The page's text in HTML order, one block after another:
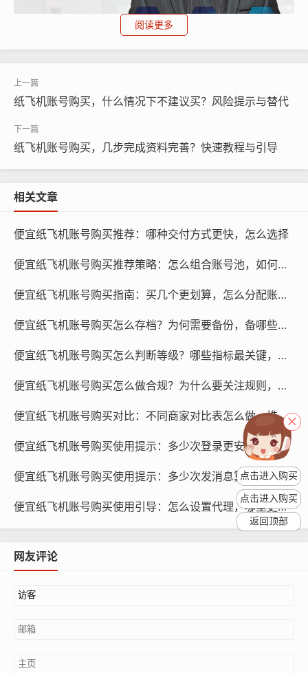
纸飞机账号购买, 在线购买tg账号, 电报聊天账号购买,wdd
16888.com
购买策略：在购买个人账号时，建议选择具有较高活跃度
和粉丝量的账号，这样可以确保账号的曝光度和影响力，
关注账号的互动性和参与度,选择那些能够与粉丝进行有效
更好的选择，企业账号可以让您更好地展示品牌形象,您还
可以利用账号进行更广泛的推广和营销活动。
纸飞机账号购买, 在线购买tg账号, 电报聊天账号购买,wdd
购买策略：在购买企业账号时，建议选择具有较高知名
有效互动的账号。
阅读更多
纸飞机账号购买，什么情况下不建议买？风险提示与替代
纸飞机账号购买，几步完成资料完善？快速教程与引导
相关文章
便宜纸飞机账号购买推荐：哪种交付方式更快，怎么选择
便宜纸飞机账号购买推荐策略：怎么组合账号池，如何更省
便宜纸飞机账号购买指南：买几个更划算，怎么分配账号任务
便宜纸飞机账号购买怎么存档？为何需要备份，备哪些内容
便宜纸飞机账号购买怎么判断等级？哪些指标最关键，多久见效
便宜纸飞机账号购买怎么做合规？为什么要关注规则，如何学习
便宜纸飞机账号购买对比：不同商家对比表怎么做，推荐哪些字段
便宜纸飞机账号购买使用提示：多少次登录更安全，几天更合适
便宜纸飞机账号购买使用提示：多少次发消息算安全，怎么控制频率
便宜纸飞机账号购买使用引导：怎么设置代理，哪里更省资源
网友评论
点击进入购买
点击进入购买
返回顶部